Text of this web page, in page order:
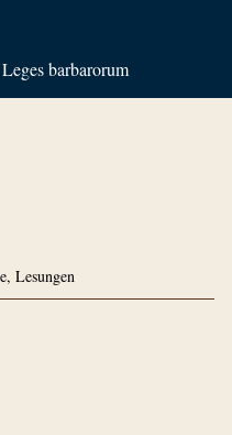
barbarorum
Lesungen